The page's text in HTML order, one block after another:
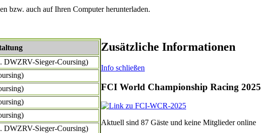
bzw. auch auf Ihren Computer herunterladen.
DWZRV-Sieger-Coursing)
DWZRV-Sieger-Coursing)
Zusätzliche Informationen
Info schließen
FCI World Championship Racing 2025
Aktuell sind 87 Gäste und keine Mitglieder online